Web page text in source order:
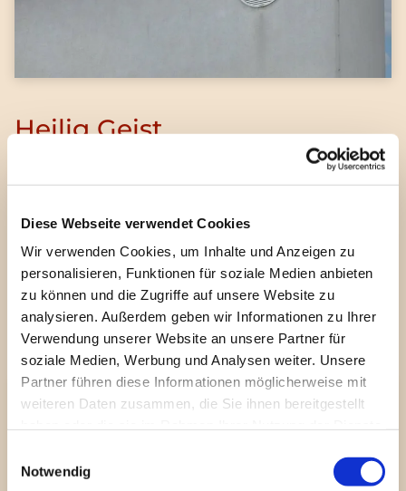
Diese Webseite verwendet Cookies
Wir verwenden Cookies, um Inhalte und Anzeigen zu
personalisieren, Funktionen für soziale Medien anbieten
zu können und die Zugriffe auf unsere Website zu
analysieren. Außerdem geben wir Informationen zu Ihrer
Verwendung unserer Website an unsere Partner für
soziale Medien, Werbung und Analysen weiter. Unsere
Partner führen diese Informationen möglicherweise mit
weiteren Daten zusammen, die Sie ihnen bereitgestellt
Notwendig
Heilig Geist
Ein Ort, an dem der Geist bewegt. Entdecken Sie
Alltag lebendig werden lassen. Feiern Sie mit uns
die Gegenwart Gottes.
Mehr erfahren